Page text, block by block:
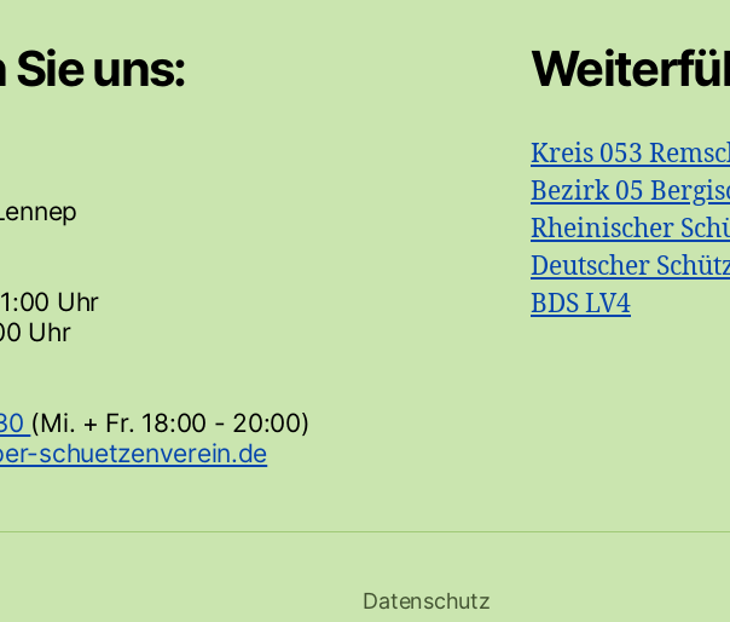
uns:
Uhr
Uhr
(Mi. + Fr. 18:00 - 20:00)
Kreis 053
Bezirk 05
Rheinischer
Deutscher
BDS LV4
Datenschutz